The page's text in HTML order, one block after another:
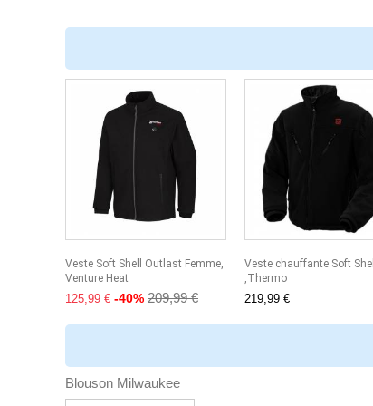
Veste Soft Shell Outlast Femme,
Venture Heat
125,99 € -40% 209,99 €
Veste chauffante Soft Shell
,Thermo
219,99 €
Blouson Milwaukee